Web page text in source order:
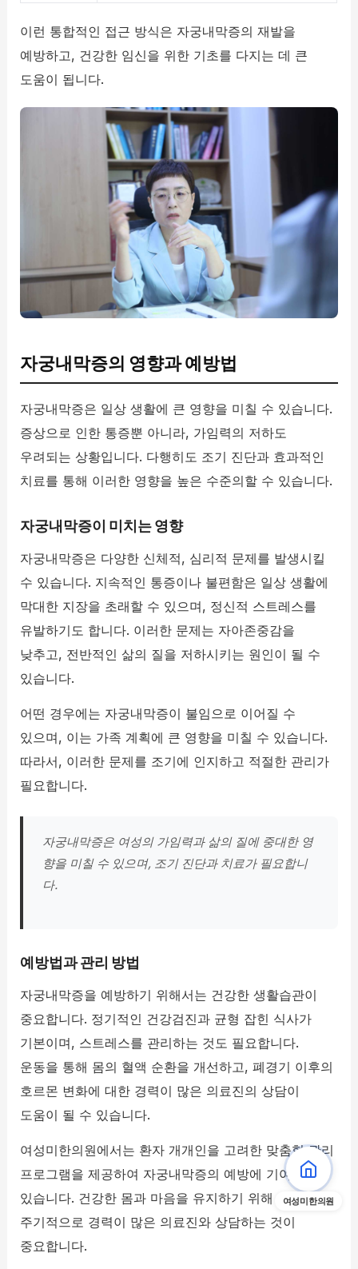
이런 통합적인 접근 방식은 자궁내막증의 재발을
예방하고, 건강한 임신을 위한 기초를 다지는 데 큰
도움이 됩니다.
자궁내막증의 영향과 예방법
자궁내막증은 일상 생활에 큰 영향을 미칠 수 있습니다.
증상으로 인한 통증뿐 아니라, 가임력의 저하도
우려되는 상황입니다. 다행히도 조기 진단과 효과적인
치료를 통해 이러한 영향을 높은 수준의할 수 있습니다.
자궁내막증이 미치는 영향
자궁내막증은 다양한 신체적, 심리적 문제를 발생시킬
수 있습니다. 지속적인 통증이나 불편함은 일상 생활에
막대한 지장을 초래할 수 있으며, 정신적 스트레스를
유발하기도 합니다. 이러한 문제는 자아존중감을
낮추고, 전반적인 삶의 질을 저하시키는 원인이 될 수
있습니다.
어떤 경우에는 자궁내막증이 불임으로 이어질 수
있으며, 이는 가족 계획에 큰 영향을 미칠 수 있습니다.
따라서, 이러한 문제를 조기에 인지하고 적절한 관리가
필요합니다.
자궁내막증은 여성의 가임력과 삶의 질에 중대한 영
향을 미칠 수 있으며, 조기 진단과 치료가 필요합니
다.
예방법과 관리 방법
자궁내막증을 예방하기 위해서는 건강한 생활습관이
중요합니다. 정기적인 건강검진과 균형 잡힌 식사가
기본이며, 스트레스를 관리하는 것도 필요합니다.
운동을 통해 몸의 혈액 순환을 개선하고, 폐경기 이후의
호르몬 변화에 대한 경력이 많은 의료진의 상담이
도움이 될 수 있습니다.
여성미한의원에서는 환자 개개인을 고려한 맞춤형 관리
프로그램을 제공하여 자궁내막증의 예방에 기여하고
있습니다. 건강한 몸과 마음을 유지하기 위해
주기적으로 경력이 많은 의료진와 상담하는 것이
중요합니다.
여성미한의원